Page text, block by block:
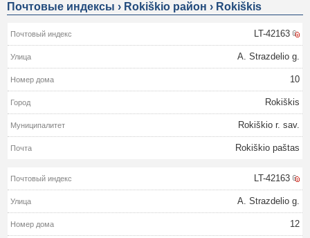
Почтовые индексы › Rokiškio район › Rokiškis
LT-42163
A. Strazdelio g.
10
Rokiškis
Rokiškio r. sav.
Rokiškio paštas
LT-42163
A. Strazdelio g.
12